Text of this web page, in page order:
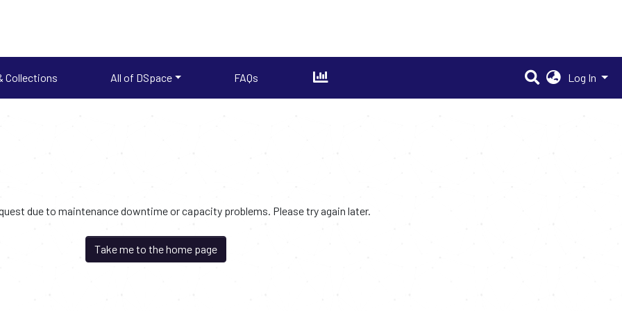
Collections All of DSpace FAQs Log In
due to maintenance downtime or capacity problems. Please try again later.
Take me to the home page